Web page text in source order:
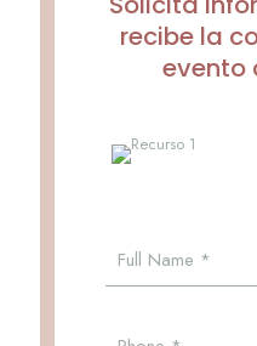
recibe la
evento